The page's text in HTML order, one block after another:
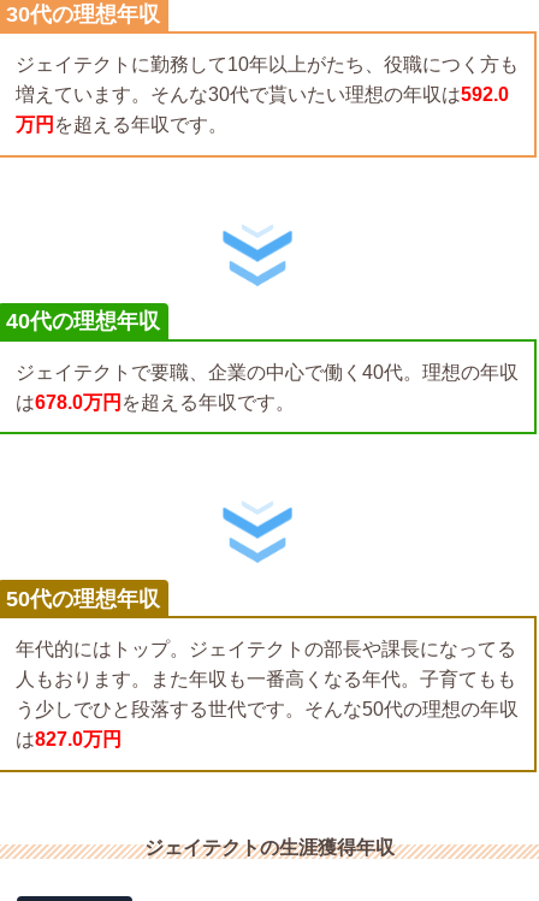
30代の理想年収
ジェイテクトに勤務して10年以上がたち、役職につく方も
増えています。そんな30代で貰いたい理想の年収は592.0
万円 を超える年収です。
40代の理想年収
ジェイテクトで要職、企業の中心で働く40代。理想の年収
は678.0万円 を超える年収です。
50代の理想年収
年代的にはトップ。ジェイテクトの部長や課長になってる
人もおります。また年収も一番高くなる年代。子育てもも
う少しでひと段落する世代です。そんな50代の理想の年収
は827.0万円
ジェイテクトの生涯獲得年収